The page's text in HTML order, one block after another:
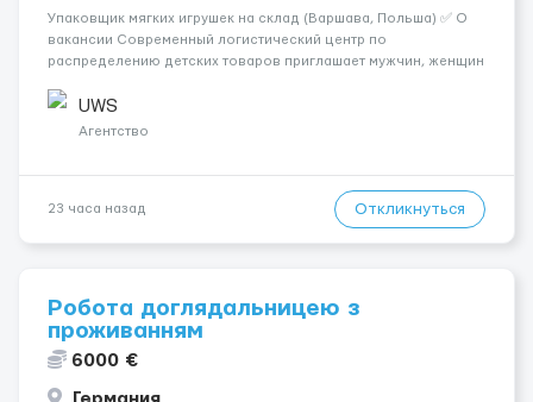
Упаковщик мягких игрушек на склад (Варшава, Польша) ✅ О
вакансии Современный логистический центр по
распределению детских товаров приглашает мужчин, женщин
ВНИМАНИЕ ❗️: ЗАЯВКИ НА САЙТЕ НЕ РАССМАТРИВАЕМ.
ПИШИТЕ САМИ НАМ СРА...
UWS
Агентство
23 часа назад Откликнуться
Робота доглядальницею з
проживанням
6000 €